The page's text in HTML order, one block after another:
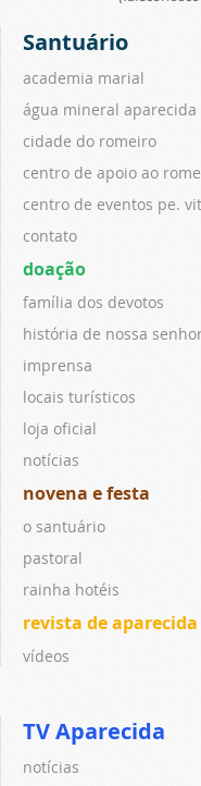
Santuário
academia marial
água mineral aparecida
cidade do romeiro
centro de apoio ao
centro de eventos pe.
contato
doação
família dos devotos
história de nossa
imprensa
locais turísticos
loja oficial
notícias
novena e festa
o santuário
pastoral
rainha hotéis
revista de aparecida
vídeos
TV Aparecida
notícias